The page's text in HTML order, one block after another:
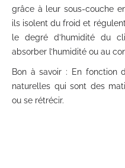
grâce à leur sous-couche
ils isolent du froid et
le degré d’humidité du
absorber l’humidité ou au
Bon à savoir : En fonction
naturelles qui sont des
ou se rétrécir.